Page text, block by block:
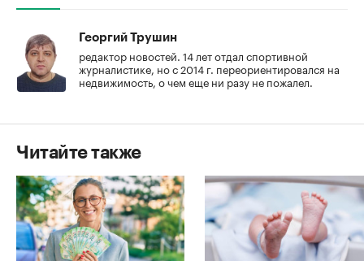
Георгий Трушин
редактор новостей. 14 лет отдал спортивной
журналистике, но с 2014 г. переориентировался на
недвижимость, о чем еще ни разу не пожалел.
Читайте также